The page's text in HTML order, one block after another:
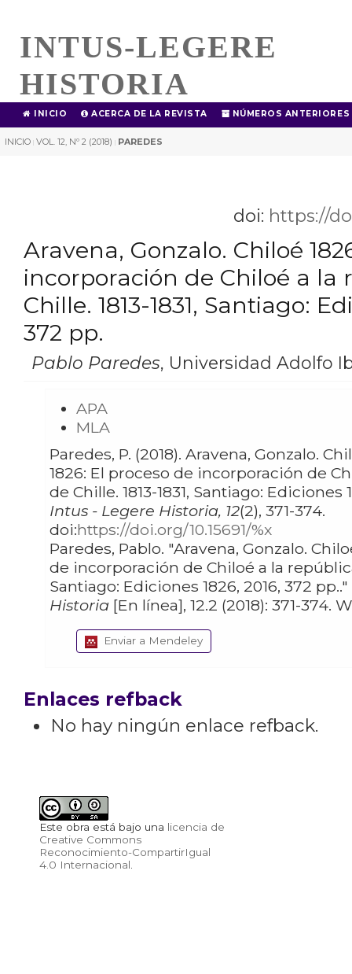
INTUS-LEGERE
HISTORIA
INICIO ACERCA DE LA REVISTA NÚMEROS ANTERIORES
INICIO | VOL. 12, Nº 2 (2018) | PAREDES
doi: https://
Aravena, Gonzalo. Chiloé
incorporación de Chiloé a la
Chille. 1813-1831, Santiago:
372 pp.
Pablo Paredes, Universidad Adolfo
APA
MLA
Paredes, P. (2018). Aravena, Gonzalo. Chiloé
1826: El proceso de incorporación de
de Chille. 1813-1831, Santiago: Ediciones
Intus - Legere Historia, 12(2), 371-374.
doi:https://doi.org/10.15691/%x
Paredes, Pablo. "Aravena, Gonzalo. Chiloé 1826: El proceso
de incorporación de Chiloé a la república
Santiago: Ediciones 1826, 2016, 372 pp.."
Historia
Enviar a Mendeley
Enlaces refback
No hay ningún enlace refback.
Este obra está bajo una licencia de
Creative Commons
Reconocimiento-CompartirIgual
4.0 Internacional.